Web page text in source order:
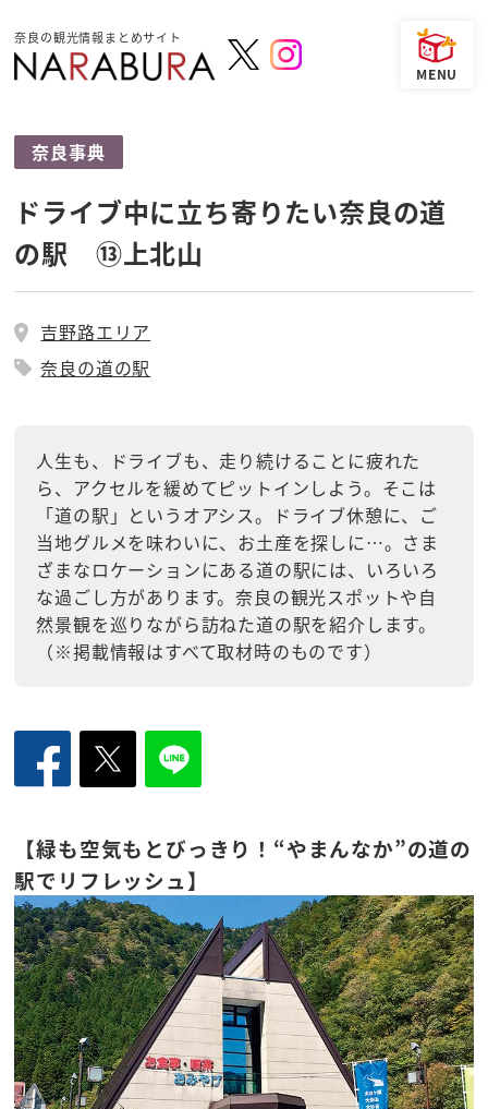
奈良の観光情報まとめサイト
奈良事典
ドライブ中に立ち寄りたい奈良の道
の駅 ⑬上北山
吉野路エリア
奈良の道の駅
人生も、ドライブも、走り続けることに疲れた
ら、アクセルを緩めてピットインしよう。そこは
「道の駅」というオアシス。ドライブ休憩に、ご
当地グルメを味わいに、お土産を探しに…。さま
ざまなロケーションにある道の駅には、いろいろ
な過ごし方があります。奈良の観光スポットや自
然景観を巡りながら訪ねた道の駅を紹介します。
（※掲載情報はすべて取材時のものです）
【緑も空気もとびっきり！“やまんなか”の道の
駅でリフレッシュ】